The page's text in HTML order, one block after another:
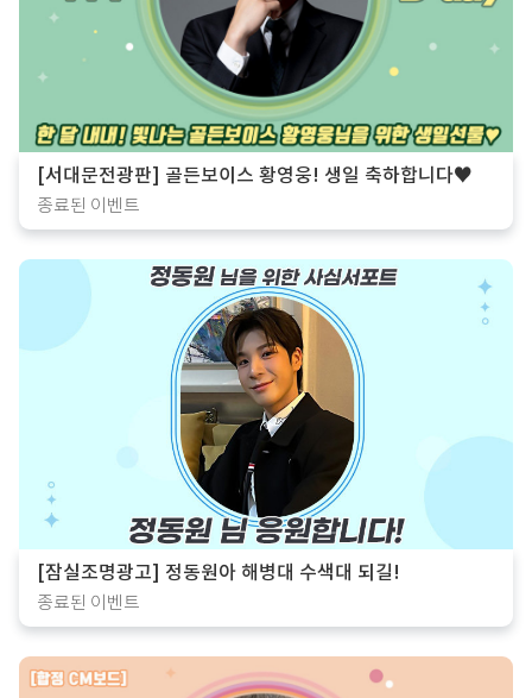
[서대문전광판] 골든보이스 황영웅! 생일 축하합니다♥
종료된 이벤트
[잠실조명광고] 정동원아 해병대 수색대 되길!
종료된 이벤트